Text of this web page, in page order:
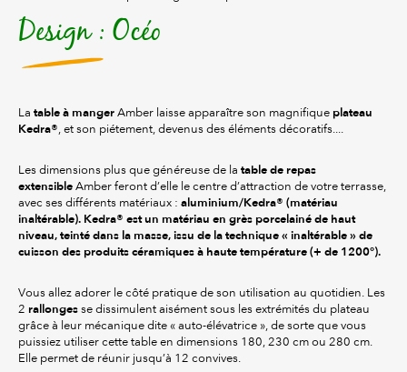
Design : Océo
La table à manger Amber laisse apparaître son magnifique plateau
Kedra® , et son piétement, devenus des éléments décoratifs....
Les dimensions plus que généreuse de la table de repas
extensible Amber feront d’elle le centre d’attraction de votre terrasse,
avec ses différents matériaux : aluminium/Kedra® (matériau
inaltérable). Kedra® est un matériau en grès porcelainé de haut
niveau, teinté dans la masse, issu de la technique « inaltérable » de
cuisson des produits céramiques à haute température (+ de 1200°).
Vous allez adorer le côté pratique de son utilisation au quotidien. Les
2 rallonges se dissimulent aisément sous les extrémités du plateau
grâce à leur mécanique dite « auto-élévatrice », de sorte que vous
puissiez utiliser cette table en dimensions 180, 230 cm ou 280 cm.
Elle permet de réunir jusqu’à 12 convives.